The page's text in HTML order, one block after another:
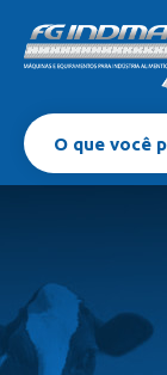
INICIAL
EMPRESA
PRODUTOS
CONTATO